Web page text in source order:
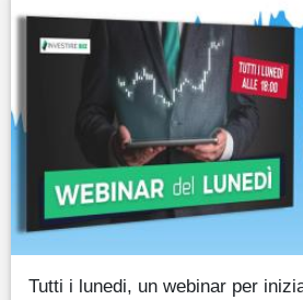
Tutti i lunedi, un webinar per